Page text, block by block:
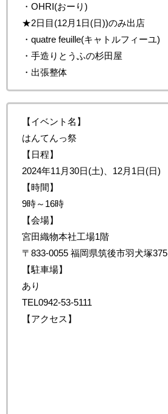
・OHRI(おーり)
★2日目(12月1日(日))のみ出店
・quatre feuille(キャトルフィーユ)
・手造りとうふの杉田屋
・出張整体
【イベント名】
はんてんっ祭
【日程】
2024年11月30日(土)、12月1日(日)
【時間】
9時～16時
【会場】
宮田織物本社工場1階
〒833-0055 福岡県筑後市羽犬塚375
【駐車場】
あり
TEL0942-53-5111
【アクセス】